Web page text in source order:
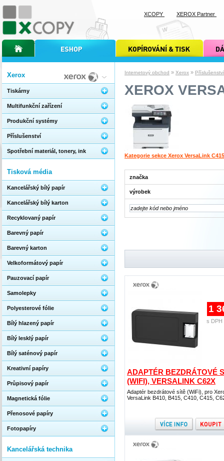
Internetový obchod » Xerox » Příslušenství
XEROX
Kategorie sekce Xerox VersaLink C415
značka
výrobek
ADAPTÉR BEZDRÁTOVÉ
(WIFI), VERSALINK C62X
Adaptér bezdrátové sítě (WiFi), pro
VersaLink B410, B415, C410, C415,
1
s DPH
Xerox
Tiskárny
Multifunkční zařízení
Produkční systémy
Příslušenství
Spotřební materiál, tonery, ink
Tisková média
Kancelářský bílý papír
Kancelářský bílý karton
Recyklovaný papír
Barevný papír
Barevný karton
Velkoformátový papír
Pauzovací papír
Samolepky
Polyesterové fólie
Bílý hlazený papír
Bílý lesklý papír
Bílý saténový papír
Kreativní papíry
Průpisový papír
Magnetická fólie
Přenosové papíry
Fotopapíry
Kancelářská technika
úvodní stránka xcopyinternetový obchod xcopy kopírování a tisk xcopy dárkové
XCOPY XEROX Partner